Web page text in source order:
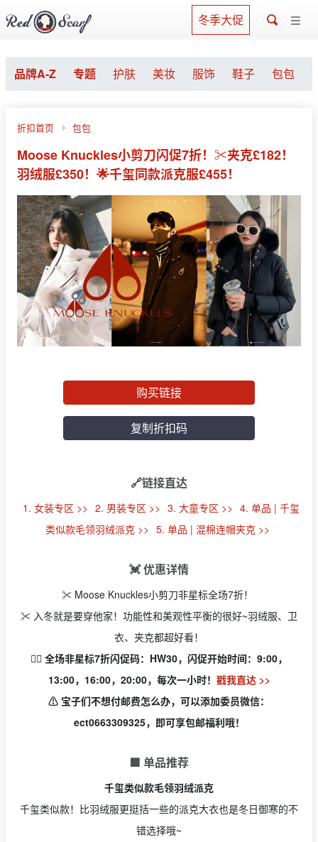
冬季大促
品牌A-Z 专题 护肤 美妆 服饰 鞋子 包包
折扣首页 包包
Moose Knuckles小剪刀闪促7折！✂️夹克£182！
羽绒服£350！🌟千玺同款派克服£455！
购买链接
复制折扣码
🔗链接直达
1. 女装专区 >> 2. 男装专区 >> 3. 大童专区 >> 4. 单品 | 千玺
类似款毛领羽绒派克 >> 5. 单品 | 混棉连帽夹克 >>
💓 优惠详情
✂️ Moose Knuckles小剪刀非星标全场7折！
✂️ 入冬就是要穿他家！功能性和美观性平衡的很好~羽绒服、卫
衣、夹克都超好看！
👉🏻 全场非星标7折闪促码：HW30， 闪促开始时间：9:00，
13:00，16:00，20:00，每次一小时！ 戳我直达 >>
⚠️ 宝子们不想付邮费怎么办，可以添加委员微信：
ect0663309325，即可享包邮福利哦！
🟩 单品推荐
千玺类似款毛领羽绒派克
千玺类似款！比羽绒服更挺括一些的派克大衣也是冬日御寒的不
错选择哦~